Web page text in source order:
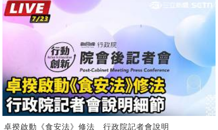
卓揆啟動《食安法》修法 行政院記者會說明